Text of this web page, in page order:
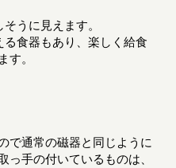
うに見えます。
食器もあり、楽しく給食
す。
で通常の磁器と同じように
っ手の付いているものは、